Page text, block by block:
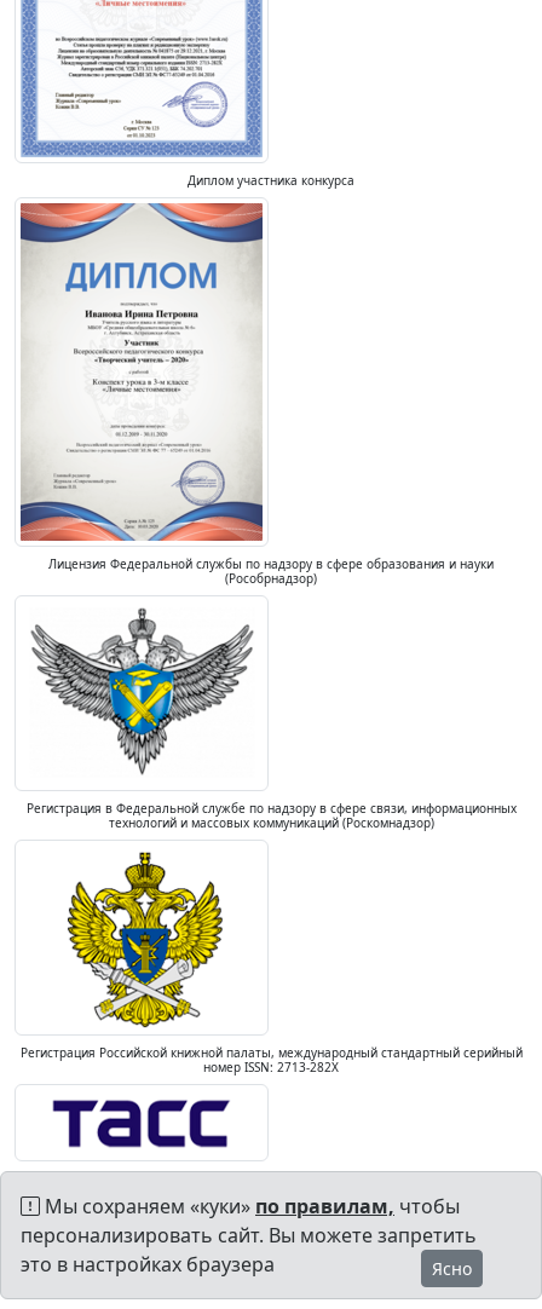
Диплом участника конкурса
Лицензия Федеральной службы по надзору в сфере образования и науки
(Рособрнадзор)
Регистрация в Федеральной службе по надзору в сфере связи, информационных
технологий и массовых коммуникаций (Роскомнадзор)
Регистрация Российской книжной палаты, международный стандартный серийный
номер ISSN: 2713-282X
Мы сохраняем «куки» по правилам, чтобы
персонализировать сайт. Вы можете запретить
это в настройках браузера
Ясно